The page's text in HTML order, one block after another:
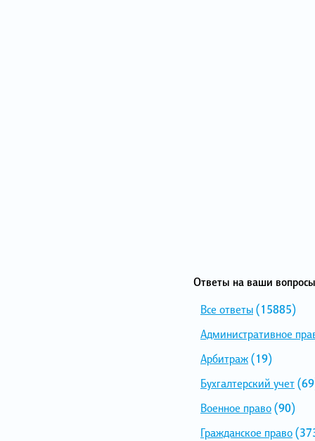
Ответы на ваши
Все ответы(15885)
Административное
Арбитраж(19)
Бухгалтерский учет
Военное право(90)
Гражданское право